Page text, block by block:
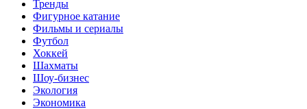
Тренды
Фигурное катание
Фильмы и сериалы
Футбол
Хоккей
Шахматы
Шоу-бизнес
Экология
Экономика